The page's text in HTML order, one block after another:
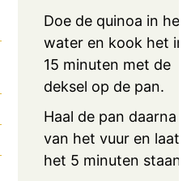
Doe de quinoa in het
water en kook het in
15 minuten met de
deksel op de pan.
Haal de pan daarna
van het vuur en laat
het 5 minuten staan.